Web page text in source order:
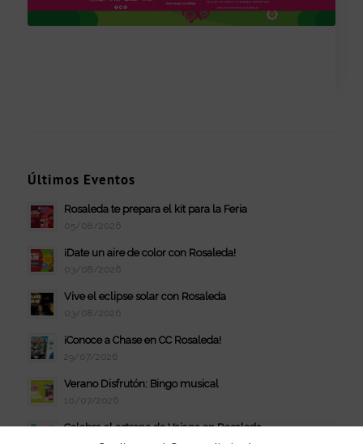
Últimos Eventos
Rosaleda te prepara el kit para la Feria
05/08/2026
¡Date un aire de color con Rosaleda!
03/08/2026
Vive el eclipse solar con Rosaleda
03/08/2026
¡Conoce a Chase en CC Rosaleda!
29/07/2026
Verano Disfrutón: Bingo musical
10/07/2026
Celebra el estreno de Vaiana en Rosaleda